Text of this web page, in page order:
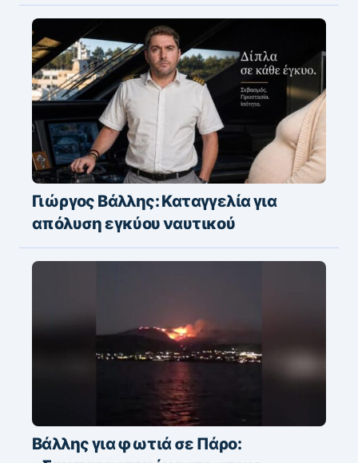
Γιώργος Βάλλης: Καταγγελία για
απόλυση εγκύου ναυτικού
Βάλλης για φωτιά σε Πάρο: